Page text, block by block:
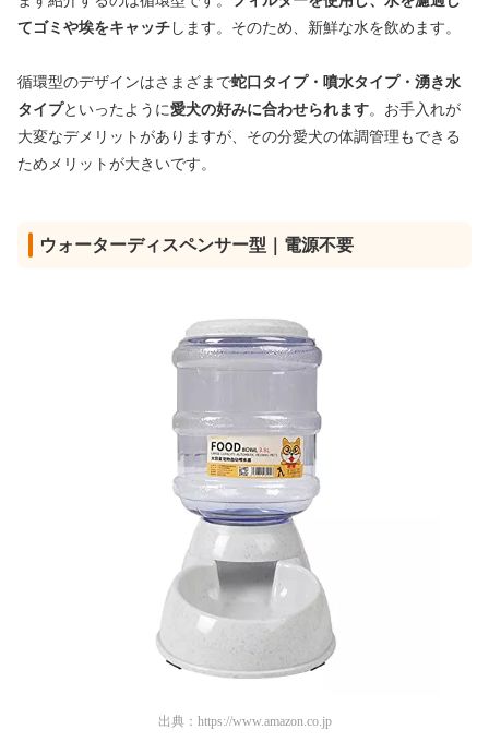
てゴミや埃をキャッチ します。そのため、新鮮な水を飲めます。
循環型のデザインはさまざまで蛇口タイプ・噴水タイプ・湧き水
タイプといったように愛犬の好みに合わせられます。お手入れが
大変なデメリットがありますが、その分愛犬の体調管理もできる
ためメリットが大きいです。
ウォーターディスペンサー型｜電源不要
出典： https://www.amazon.co.jp